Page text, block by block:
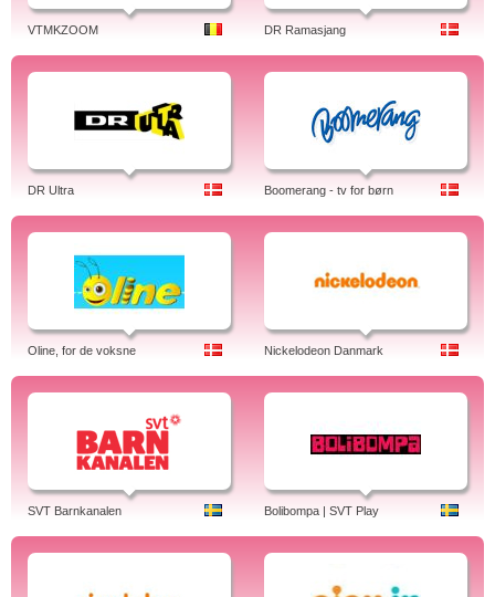
VTMKZOOM DR Ramasjang
DR Ultra Boomerang - tv for børn
Oline, for de voksne Nickelodeon Danmark
SVT Barnkanalen Bolibompa | SVT Play